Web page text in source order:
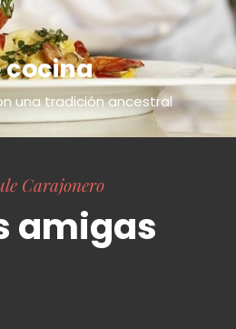
cocina
una tradición ancestral
Carajonero
amigas